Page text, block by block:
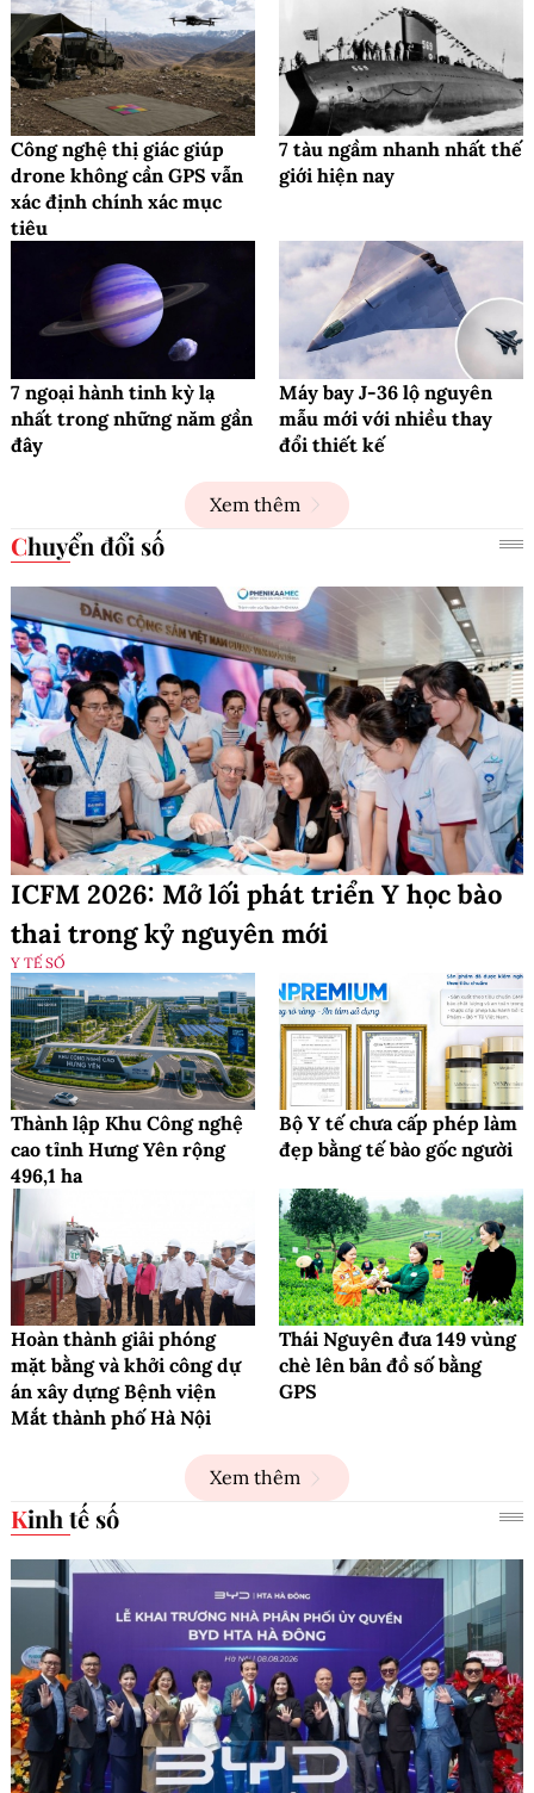
Công nghệ thị giác giúp
drone không cần GPS vẫn
xác định chính xác mục
tiêu
7 tàu ngầm nhanh nhất thế
giới hiện nay
7 ngoại hành tinh kỳ lạ
nhất trong những năm gần
đây
Máy bay J-36 lộ nguyên
mẫu mới với nhiều thay
đổi thiết kế
Xem thêm
Chuyển đổi số
ICFM 2026: Mở lối phát triển Y học bào
thai trong kỷ nguyên mới
Y TẾ SỐ
Thành lập Khu Công nghệ
cao tỉnh Hưng Yên rộng
496,1 ha
Bộ Y tế chưa cấp phép làm
đẹp bằng tế bào gốc người
Hoàn thành giải phóng
mặt bằng và khởi công dự
án xây dựng Bệnh viện
Mắt thành phố Hà Nội
Thái Nguyên đưa 149 vùng
chè lên bản đồ số bằng
GPS
Xem thêm
Kinh tế số